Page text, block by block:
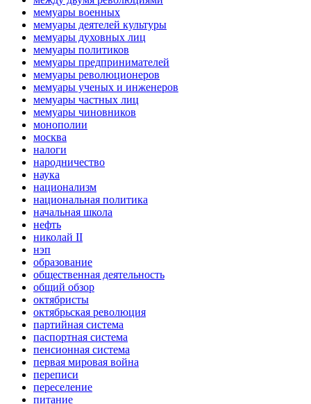
мемуары военных
мемуары деятелей культуры
мемуары духовных лиц
мемуары политиков
мемуары предпринимателей
мемуары революционеров
мемуары ученых и инженеров
мемуары частных лиц
мемуары чиновников
монополии
москва
налоги
народничество
наука
национализм
национальная политика
начальная школа
нефть
николай II
нэп
образование
общественная деятельность
общий обзор
октябристы
октябрьская революция
партийная система
паспортная система
пенсионная система
первая мировая война
переписи
переселение
питание